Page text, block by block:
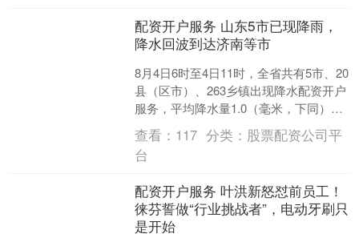
配资开户服务 山东5市已现降雨，
降水回波到达济南等市
8月4日6时至4日11时，全省共有5市、20
县（区市）、263乡镇出现降水配资开户
服务，平均降水量1.0（毫米，下同），
折合水量约1.6亿立方米。各市平均：德
州....
查看： 117 分类： 股票配资公司平
台
配资开户服务 叶洪新怒怼前员工！
徕芬誓做“行业挑战者”，电动牙刷只
是开始